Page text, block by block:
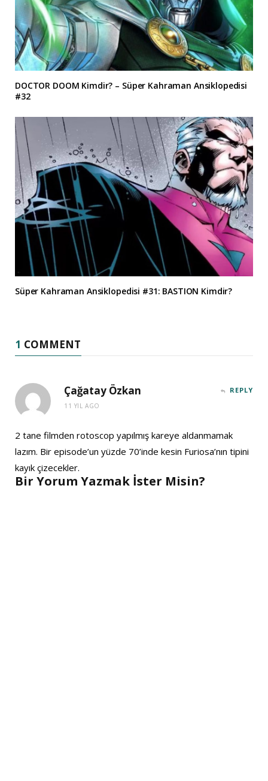
DOCTOR DOOM Kimdir? – Süper Kahraman Ansiklopedisi
#32
Süper Kahraman Ansiklopedisi #31: BASTION Kimdir?
1 COMMENT
Çağatay Özkan
11 YIL AGO
REPLY
2 tane filmden rotoscop yapılmış kareye aldanmamak
lazım. Bir episode’un yüzde 70’inde kesin Furiosa’nın tipini
kayık çizecekler.
Bir Yorum Yazmak İster Misin?